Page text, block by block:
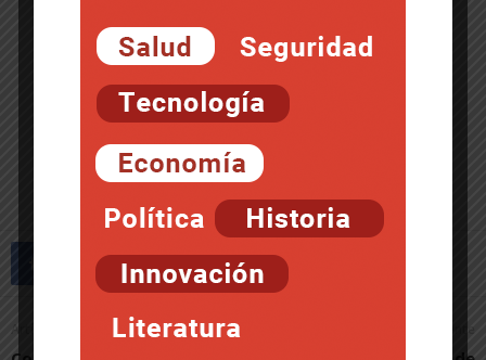
Artículo anterior Artículo siguiente